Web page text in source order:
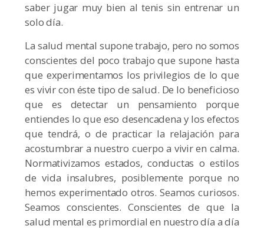
saber jugar muy bien al tenis sin entrenar un
solo día.
La salud mental supone trabajo, pero no somos
conscientes del poco trabajo que supone hasta
que experimentamos los privilegios de lo que
es vivir con éste tipo de salud. De lo beneficioso
que es detectar un pensamiento porque
entiendes lo que eso desencadena y los efectos
que tendrá, o de practicar la relajación para
acostumbrar a nuestro cuerpo a vivir en calma.
Normativizamos estados, conductas o estilos
de vida insalubres, posiblemente porque no
hemos experimentado otros. Seamos curiosos.
Seamos conscientes. Conscientes de que la
salud mental es primordial en nuestro día a día